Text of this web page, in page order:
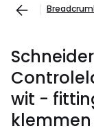
wit -
klemmen